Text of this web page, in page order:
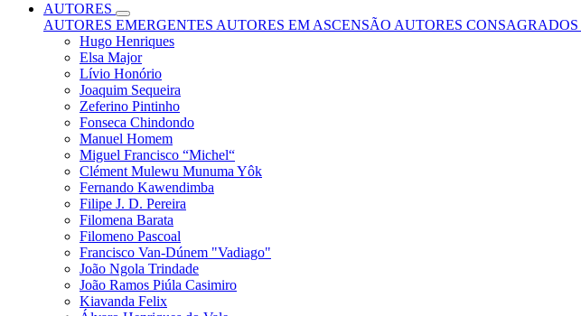
AUTORES
AUTORES EMERGENTES AUTORES EM ASCENSÃO AUTORES CONSAGRADOS
Hugo Henriques
Elsa Major
Lívio Honório
Joaquim Sequeira
Zeferino Pintinho
Fonseca Chindondo
Manuel Homem
Miguel Francisco “Michel“
Clément Mulewu Munuma Yôk
Fernando Kawendimba
Filipe J. D. Pereira
Filomena Barata
Filomeno Pascoal
Francisco Van-Dúnem "Vadiago"
João Ngola Trindade
João Ramos Piúla Casimiro
Kiavanda Felix